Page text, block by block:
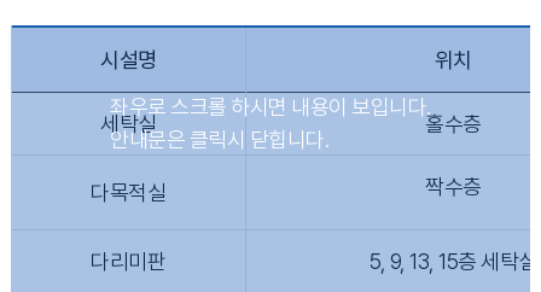
시설명 위치
세탁실 홀수층
다목적실 짝수층
다리미판 5, 9, 13, 15층 세탁실